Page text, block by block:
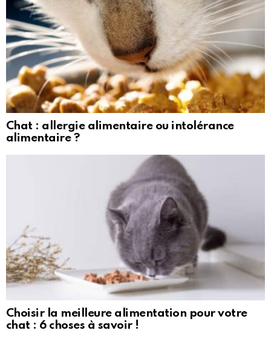
Chat : allergie alimentaire ou intolérance
alimentaire ?
Choisir la meilleure alimentation pour votre
chat : 6 choses à savoir !